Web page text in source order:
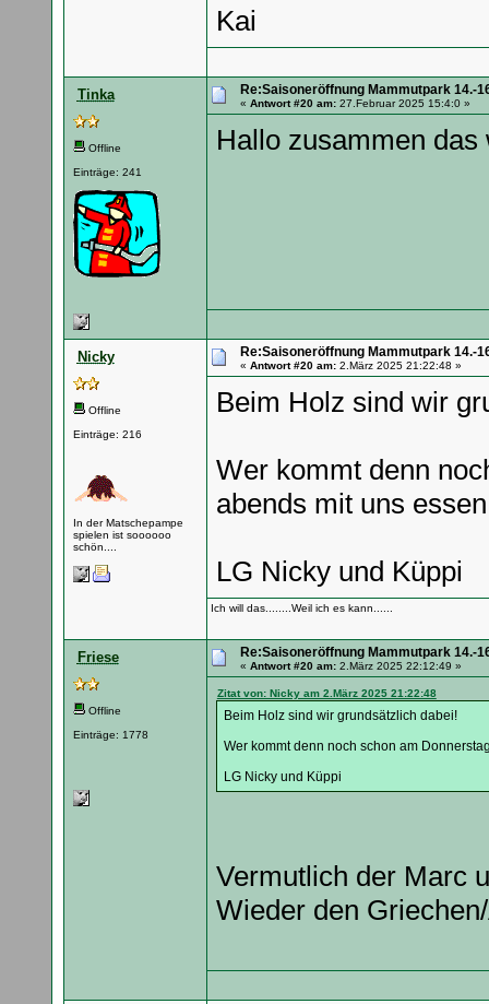
Kai
Tinka
Offline
Einträge: 241
Re:Saisoneröffnung Mammutpark 14.-
« Antwort #20 am:27.Februar 2025 15:4:0 »
Hallo zusammen das
Nicky
Offline
Einträge: 216
In der Matschepampe
spielen ist soooooo
schön....
Re:Saisoneröffnung Mammutpark 14.-
« Antwort #20 am:2.März 2025 21:22:48 »
Beim Holz sind wir
Wer kommt denn
abends mit uns
LG Nicky und Küppi
Ich will das........Weil ich es kann......
Friese
Offline
Einträge: 1778
Re:Saisoneröffnung Mammutpark 14.-
« Antwort #20 am:2.März 2025 22:12:49 »
Zitat von: Nicky am 2.März 2025 21:22:48
Beim Holz sind wir grundsätzlich dabei!
Wer kommt denn noch schon am
LG Nicky und Küppi
Vermutlich der Marc
Wieder den